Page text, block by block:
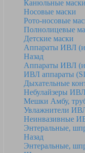
Канюльные маски
Носовые маски
Рото-носовые
Полнолицевые
Детские маски
Аппараты ИВЛ
Назад
Аппараты ИВЛ
ИВЛ аппараты
Дыхательные
Небулайзеры ИВЛ
Мешки Амбу,
Увлажнители
Неинвазивные
Энтеральные,
Назад
Энтеральные,